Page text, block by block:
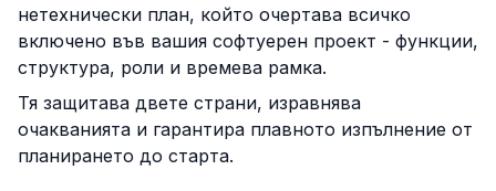
нетехнически план, който очертава всичко
включено във вашия софтуерен проект - функции,
структура, роли и времева рамка.
Тя защитава двете страни, изравнява
очакванията и гарантира плавното изпълнение от
планирането до старта.